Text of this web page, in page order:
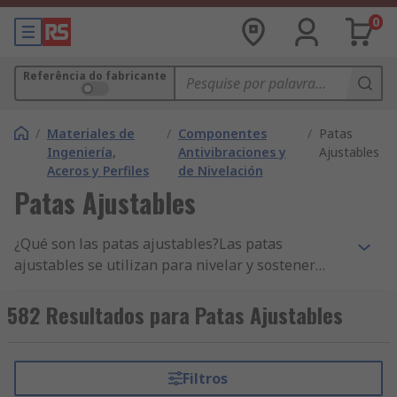
0
Referência do fabricante
/ Materiales de
Ingeniería,
Aceros y Perfiles
/ Componentes
Antivibraciones y
de Nivelación
/ Patas
Ajustables
Patas Ajustables
¿Qué son las patas ajustables?Las patas
ajustables se utilizan para nivelar y sostener
que requieren un ajuste vertical para funcionar
correctamente. Las patas ajustables se
rosca para adaptarse a diferentes aplicaciones.
Los tamaños de rosca y diámetros de base más
582 Resultados para Patas Ajustables
Filtros